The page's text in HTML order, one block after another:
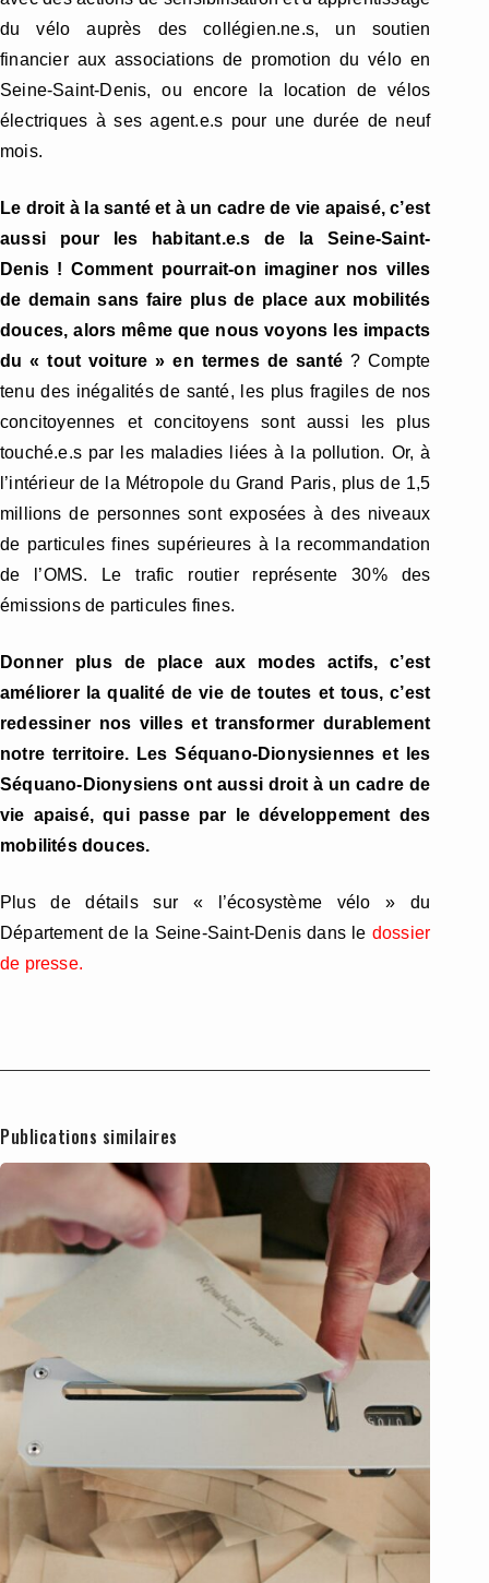
du vélo auprès des collégien.ne.s, un soutien
financier aux associations de promotion du vélo en
Seine-Saint-Denis, ou encore la location de vélos
électriques à ses agent.e.s pour une durée de neuf
mois.
Le droit à la santé et à un cadre de vie apaisé, c’est
aussi pour les habitant.e.s de la Seine-Saint-
Denis ! Comment pourrait-on imaginer nos villes
de demain sans faire plus de place aux mobilités
douces, alors même que nous voyons les impacts
du « tout voiture » en termes de santé ? Compte
tenu des inégalités de santé, les plus fragiles de nos
concitoyennes et concitoyens sont aussi les plus
touché.e.s par les maladies liées à la pollution. Or, à
l’intérieur de la Métropole du Grand Paris, plus de 1,5
millions de personnes sont exposées à des niveaux
de particules fines supérieures à la recommandation
de l’OMS. Le trafic routier représente 30% des
émissions de particules fines.
Donner plus de place aux modes actifs, c’est
améliorer la qualité de vie de toutes et tous, c’est
redessiner nos villes et transformer durablement
notre territoire. Les Séquano-Dionysiennes et les
Séquano-Dionysiens ont aussi droit à un cadre de
vie apaisé, qui passe par le développement des
mobilités douces.
Plus de détails sur « l’écosystème vélo » du
Département de la Seine-Saint-Denis dans le dossier
de presse.
Publications similaires